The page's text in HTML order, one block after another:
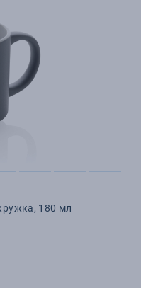
180 мл